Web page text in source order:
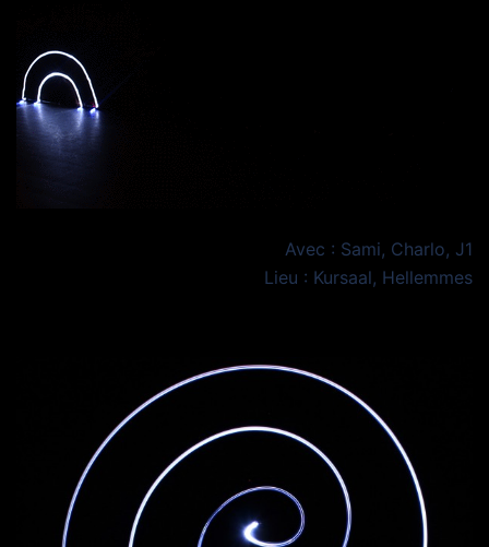
Avec : Sami, Charlo, J1
Lieu : Kursaal, Hellemmes